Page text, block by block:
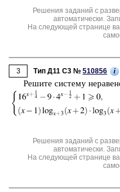
Решения заданий с
автоматически.
На следующей странице
3 Тип Д11 C3 № 510856 i
Ре­ши­те си­сте­му
Решения заданий с
автоматически.
На следующей странице